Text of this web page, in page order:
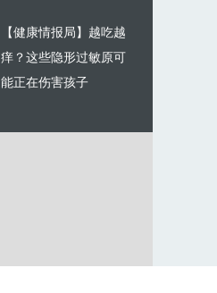
【健康情报局】越吃越
痒？这些隐形过敏原可
能正在伤害孩子